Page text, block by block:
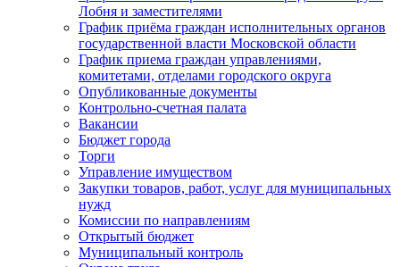
Лобня и заместителями
График приёма граждан исполнительных органов
государственной власти Московской области
График приема граждан управлениями,
комитетами, отделами городского округа
Опубликованные документы
Контрольно-счетная палата
Вакансии
Бюджет города
Торги
Управление имуществом
Закупки товаров, работ, услуг для муниципальных
нужд
Комиссии по направлениям
Открытый бюджет
Муниципальный контроль